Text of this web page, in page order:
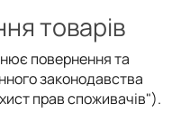
товарів
повернення та
законодавства
прав споживачів").